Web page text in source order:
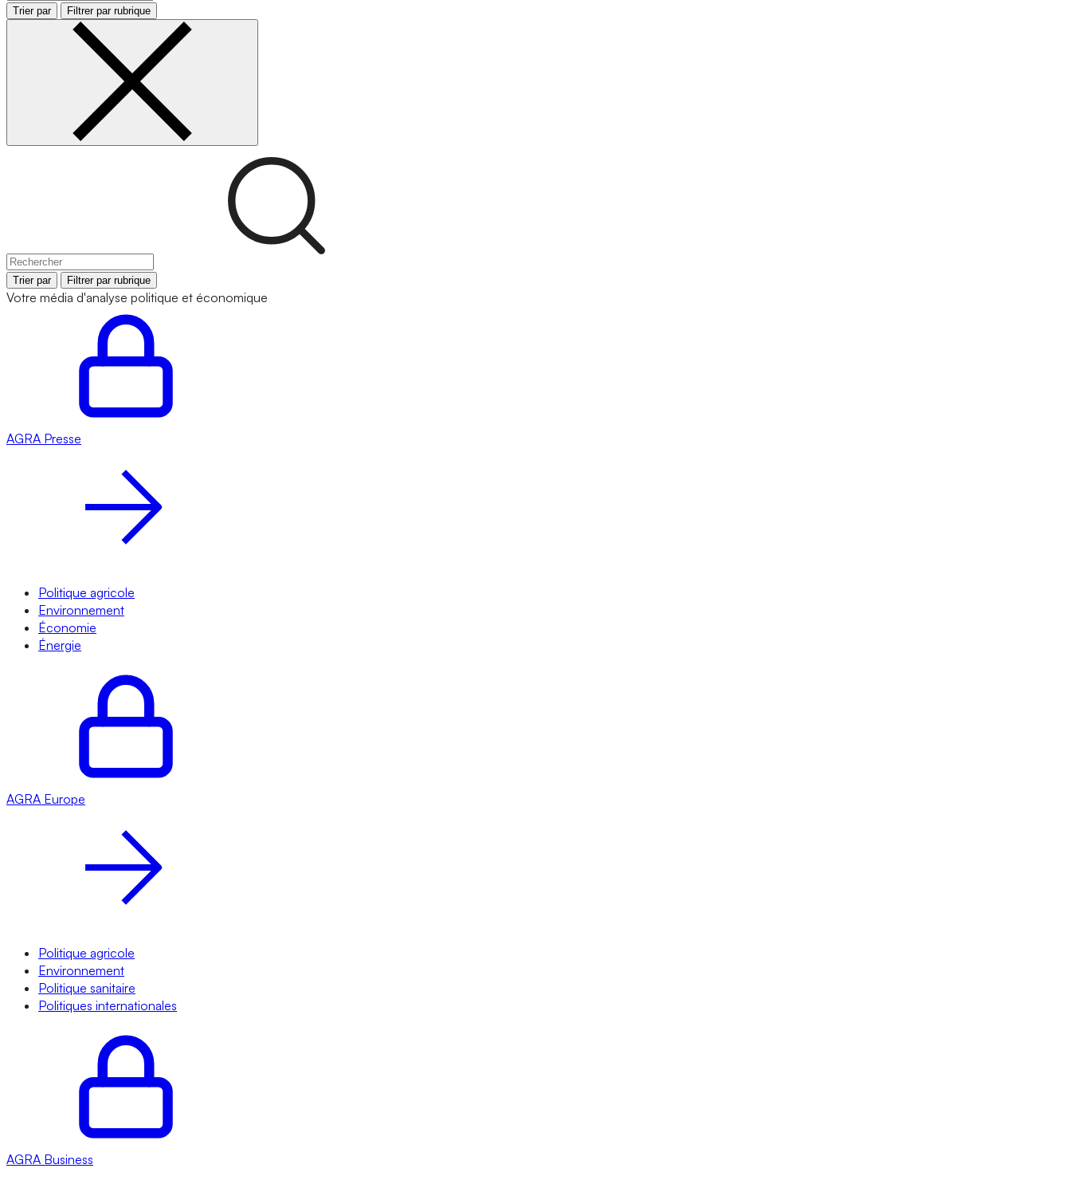
Trier par Filtrer par rubrique
Trier par Filtrer par rubrique
Votre média d'analyse politique et économique
AGRA Presse
Politique agricole
Environnement
Économie
Énergie
AGRA Europe
Politique agricole
Environnement
Politique sanitaire
Politiques internationales
AGRA Business